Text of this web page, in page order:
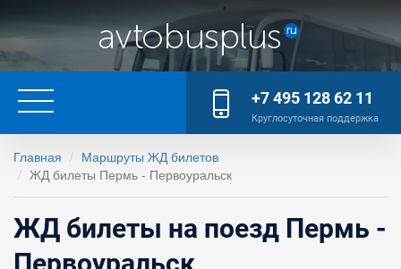
+7 495 128 62 11
Круглосуточная поддержка
Главная
Маршруты ЖД билетов
ЖД билеты Пермь - Первоуральск
ЖД билеты на поезд Пермь -